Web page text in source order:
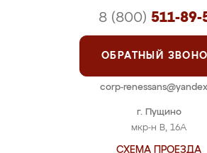
г. Пущино
мкр-н В, 16А
СХЕМА ПРОЕЗДА
8 (800) 511-89-
ОБРАТНЫЙ
corp-